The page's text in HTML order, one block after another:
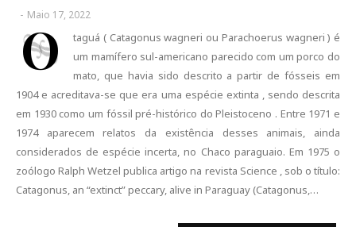
- Maio 17, 2022
O
taguá ( Catagonus wagneri ou Parachoerus wagneri ) é
um mamífero sul-americano parecido com um porco do
mato, que havia sido descrito a partir de fósseis em
1904 e acreditava-se que era uma espécie extinta , sendo descrita
em 1930 como um fóssil pré-histórico do Pleistoceno . Entre 1971 e
1974 aparecem relatos da existência desses animais, ainda
considerados de espécie incerta, no Chaco paraguaio. Em 1975 o
zoólogo Ralph Wetzel publica artigo na revista Science , sob o título:
Catagonus, an “extinct” peccary, alive in Paraguay (Catagonus,…